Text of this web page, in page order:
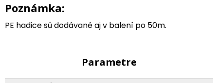
Poznámka:
PE hadice sú dodávané aj v balení po 50m.
Parametre